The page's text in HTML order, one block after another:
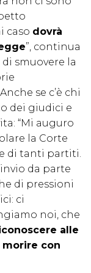
caso dovrà
”, continua
smuovere la
se c’è chi
dei giudici e
“Mi auguro
la Corte
di tanti partiti.
da parte
di pressioni
ci
noi, che
alle
con